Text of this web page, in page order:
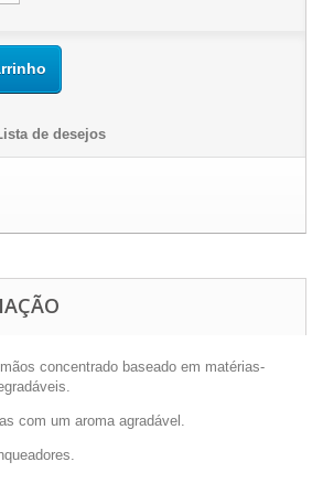
de desejos
concentrado baseado em matérias-
com um aroma agradável.